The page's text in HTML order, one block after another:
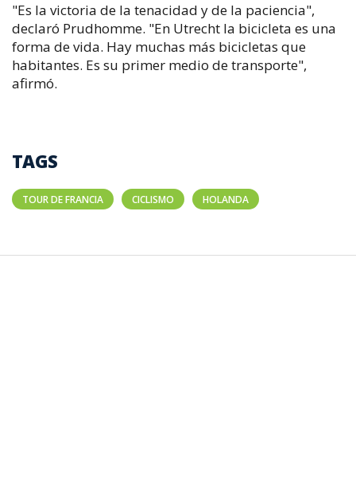
"Es la victoria de la tenacidad y de la paciencia",
declaró Prudhomme. "En Utrecht la bicicleta es una
forma de vida. Hay muchas más bicicletas que
habitantes. Es su primer medio de transporte",
afirmó.
TAGS
TOUR DE FRANCIA CICLISMO HOLANDA